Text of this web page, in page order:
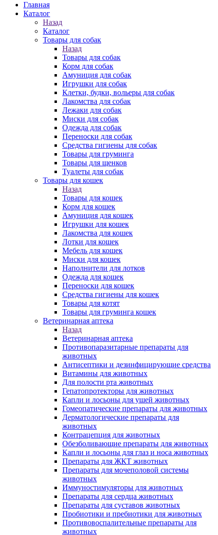
Главная
Каталог
Назад
Каталог
Товары для собак
Назад
Товары для собак
Корм для собак
Амуниция для собак
Игрушки для собак
Клетки, будки, вольеры для собак
Лакомства для собак
Лежаки для собак
Миски для собак
Одежда для собак
Переноски для собак
Средства гигиены для собак
Товары для груминга
Товары для щенков
Туалеты для собак
Товары для кошек
Назад
Товары для кошек
Корм для кошек
Амуниция для кошек
Игрушки для кошек
Лакомства для кошек
Лотки для кошек
Мебель для кошек
Миски для кошек
Наполнители для лотков
Одежда для кошек
Переноски для кошек
Средства гигиены для кошек
Товары для котят
Товары для груминга кошек
Ветеринарная аптека
Назад
Ветеринарная аптека
Противопаразитарные препараты для
животных
Антисептики и дезинфицирующие средства
Витамины для животных
Для полости рта животных
Гепатопротекторы для животных
Капли и лосьоны для ушей животных
Гомеопатические препараты для животных
Дерматологические препараты для
животных
Контрацепция для животных
Обезболивающие препараты для животных
Капли и лосьоны для глаз и носа животных
Препараты для ЖКТ животных
Препараты для мочеполовой системы
животных
Иммуностимуляторы для животных
Препараты для сердца животных
Препараты для суставов животных
Пробиотики и пребиотики для животных
Противовоспалительные препараты для
животных